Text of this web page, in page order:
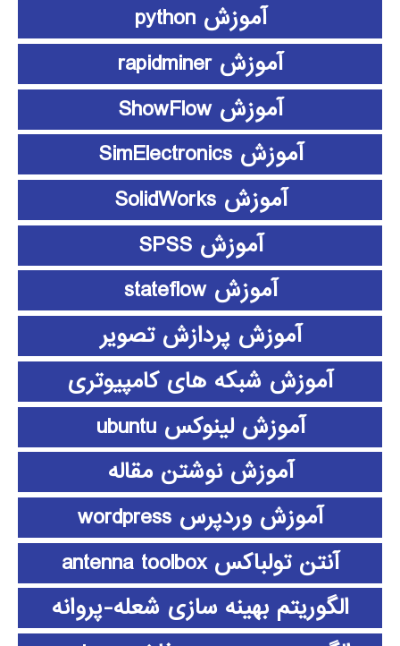
آموزش python
آموزش rapidminer
آموزش ShowFlow
آموزش SimElectronics
آموزش SolidWorks
آموزش SPSS
آموزش stateflow
آموزش پردازش تصویر
آموزش شبکه های کامپیوتری
آموزش لینوکس ubuntu
آموزش نوشتن مقاله
آموزش وردپرس wordpress
آنتن تولباکس antenna toolbox
الگوریتم بهینه سازی شعله-پروانه